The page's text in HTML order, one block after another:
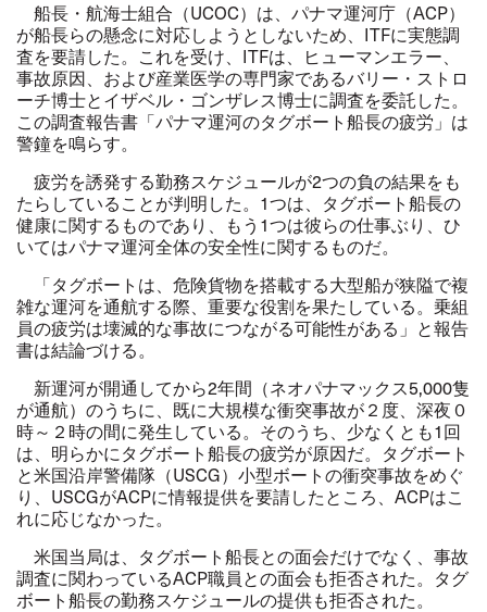
船長・航海士組合（UCOC）は、パナマ運河庁（ACP）
が船長らの懸念に対応しようとしないため、ITFに実態調
査を要請した。これを受け、ITFは、ヒューマンエラー、
事故原因、および産業医学の専門家であるバリー・ストロ
ーチ博士とイザベル・ゴンザレス博士に調査を委託した。
この調査報告書「パナマ運河のタグボート船長の疲労」は
警鐘を鳴らす。
疲労を誘発する勤務スケジュールが2つの負の結果をも
たらしていることが判明した。1つは、タグボート船長の
健康に関するものであり、もう1つは彼らの仕事ぶり、ひ
いてはパナマ運河全体の安全性に関するものだ。
「タグボートは、危険貨物を搭載する大型船が狭隘で複
雑な運河を通航する際、重要な役割を果たしている。乗組
員の疲労は壊滅的な事故につながる可能性がある」と報告
書は結論づける。
新運河が開通してから2年間（ネオパナマックス5,000隻
が通航）のうちに、既に大規模な衝突事故が２度、深夜０
時～２時の間に発生している。そのうち、少なくとも1回
は、明らかにタグボート船長の疲労が原因だ。タグボート
と米国沿岸警備隊（USCG）小型ボートの衝突事故をめぐ
り、USCGがACPに情報提供を要請したところ、ACPはこ
れに応じなかった。
米国当局は、タグボート船長との面会だけでなく、事故
調査に関わっているACP職員との面会も拒否された。タグ
ボート船長の勤務スケジュールの提供も拒否された。